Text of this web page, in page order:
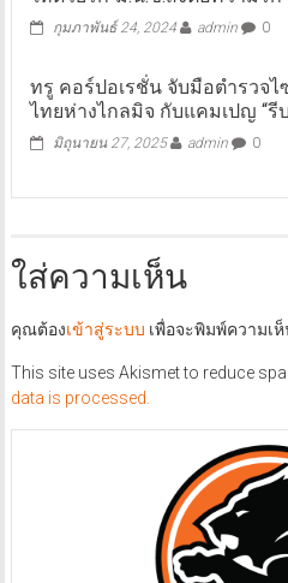
กุมภาพันธ์ 24, 2024 admin 0
ทรู คอร์ปอเรชั่น จับมือตำรวจ
ไทยห่างไกลมิจ กับแคมเปญ “รี
มิถุนายน 27, 2025 admin 0
ใส่ความเห็น
คุณต้องเข้าสู่ระบบ เพื่อจะพิมพ์ความเ
This site uses Akismet to reduce
data is processed.